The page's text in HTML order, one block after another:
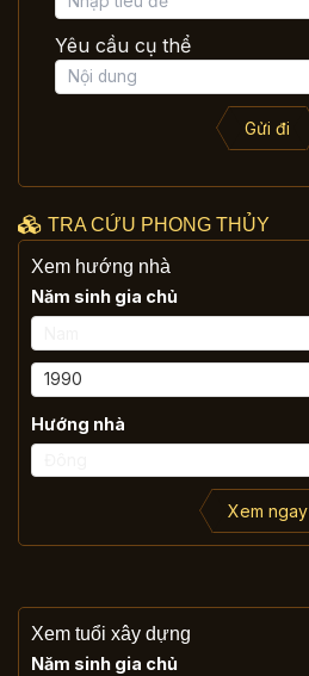
Yêu cầu cụ thể
Gửi đi
TRA CỨU PHONG THỦY
Xem hướng nhà
Năm sinh gia chủ
Hướng nhà
Xem ngay
Xem tuổi xây dựng
Năm sinh gia chủ